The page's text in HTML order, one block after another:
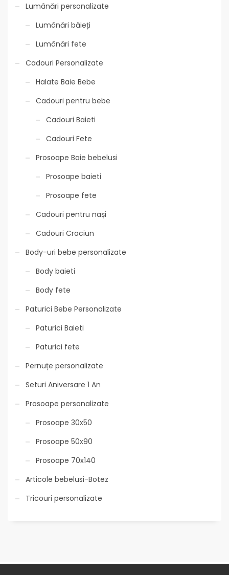
Lumânări personalizate
Lumânări băieți
Lumânări fete
Cadouri Personalizate
Halate Baie Bebe
Cadouri pentru bebe
Cadouri Baieti
Cadouri Fete
Prosoape Baie bebelusi
Prosoape baieti
Prosoape fete
Cadouri pentru nași
Cadouri Craciun
Body-uri bebe personalizate
Body baieti
Body fete
Paturici Bebe Personalizate
Paturici Baieti
Paturici fete
Pernuțe personalizate
Seturi Aniversare 1 An
Prosoape personalizate
Prosoape 30x50
Prosoape 50x90
Prosoape 70x140
Articole bebelusi-Botez
Tricouri personalizate